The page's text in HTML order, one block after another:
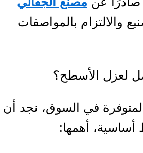
والالتزام بالمواصفات
لعزل الأسطح؟
في السوق، نجد أن
أهمها: